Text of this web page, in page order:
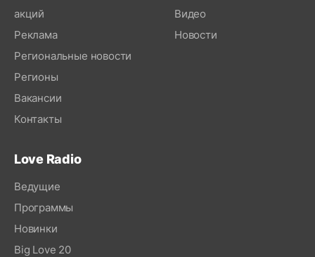
акций
Реклама
Региональные новости
Регионы
Вакансии
Контакты
Видео
Новости
Love Radio
Ведущие
Программы
Новинки
Big Love 20